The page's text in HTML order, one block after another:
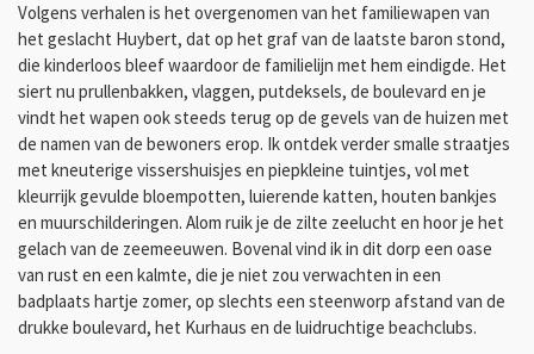
Volgens verhalen is het overgenomen van het familiewapen van
het geslacht Huybert, dat op het graf van de laatste baron stond,
die kinderloos bleef waardoor de familielijn met hem eindigde. Het
siert nu prullenbakken, vlaggen, putdeksels, de boulevard en je
vindt het wapen ook steeds terug op de gevels van de huizen met
de namen van de bewoners erop. Ik ontdek verder smalle straatjes
met kneuterige vissershuisjes en piepkleine tuintjes, vol met
kleurrijk gevulde bloempotten, luierende katten, houten bankjes
en muurschilderingen. Alom ruik je de zilte zeelucht en hoor je het
gelach van de zeemeeuwen. Bovenal vind ik in dit dorp een oase
van rust en een kalmte, die je niet zou verwachten in een
badplaats hartje zomer, op slechts een steenworp afstand van de
drukke boulevard, het Kurhaus en de luidruchtige beachclubs.